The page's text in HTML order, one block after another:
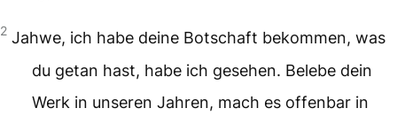
2 Jahwe, ich habe deine Botschaft bekommen, was
du getan hast, habe ich gesehen. Belebe dein
Werk in unseren Jahren, mach es offenbar in